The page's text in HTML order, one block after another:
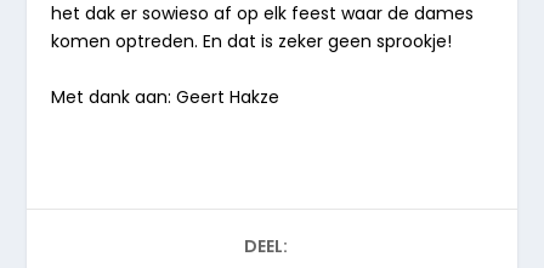
het dak er sowieso af op elk feest waar de dames
komen optreden. En dat is zeker geen sprookje!
Met dank aan: Geert Hakze
DEEL: